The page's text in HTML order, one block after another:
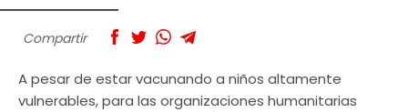
Compartir
A pesar de estar vacunando a niños altamente
vulnerables, para las organizaciones humanitarias